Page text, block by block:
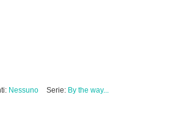
Nessuno Serie: By the way...